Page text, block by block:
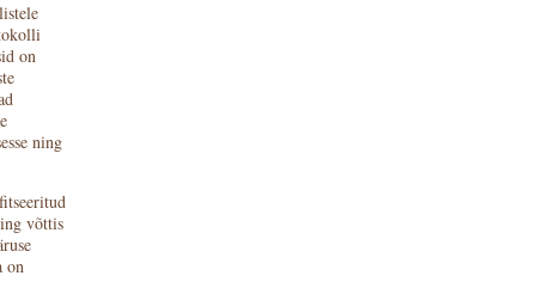
on
ning
võttis
on